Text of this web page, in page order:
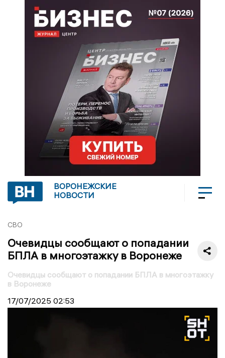
ВОРОНЕЖСКИЕ
НОВОСТИ
СВО
Очевидцы сообщают о попадании
БПЛА в многоэтажку в Воронеже
Очевидцы сообщают о попадании БПЛА в многоэтажку
в Воронеже
17/07/2025 02:53